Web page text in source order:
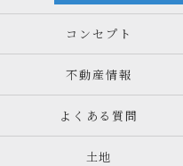
コンセプト
不動産情報
よくある質問
土地